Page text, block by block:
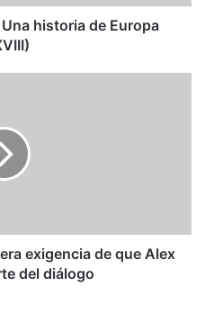
historia de Europa
exigencia de que Alex
del diálogo